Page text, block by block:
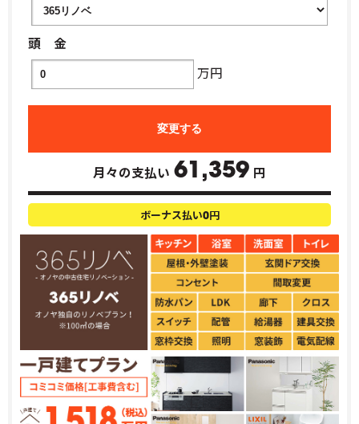
頭 金
万円
月々の支払い 61,359 円
ボーナス払い0円